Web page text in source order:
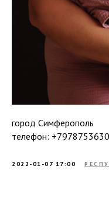
город Симферополь
телефон:
2022-01-07 17:00